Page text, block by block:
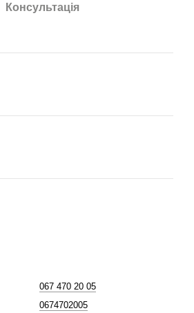
Консультація
067 470 20 05
0674702005